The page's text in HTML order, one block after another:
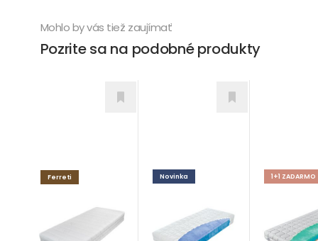
Mohlo by vás tiež zaujímať
Pozrite sa na podobné produkty
Ferreti
VALMONT H5
Matrace
Novinka
Hydrolatex
Vysoká nosnosť
1+1 ZADARMO
Biogreen
Matrace